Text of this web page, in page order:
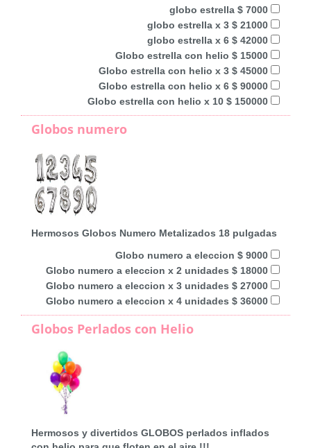
globo estrella $ 7000
globo estrella x 3 $ 21000
globo estrella x 6 $ 42000
Globo estrella con helio $ 15000
Globo estrella con helio x 3 $ 45000
Globo estrella con helio x 6 $ 90000
Globo estrella con helio x 10 $ 150000
Globos numero
Hermosos Globos Numero Metalizados 18 pulgadas
Globo numero a eleccion $ 9000
Globo numero a eleccion x 2 unidades $ 18000
Globo numero a eleccion x 3 unidades $ 27000
Globo numero a eleccion x 4 unidades $ 36000
Globos Perlados con Helio
Hermosos y divertidos GLOBOS perlados inflados